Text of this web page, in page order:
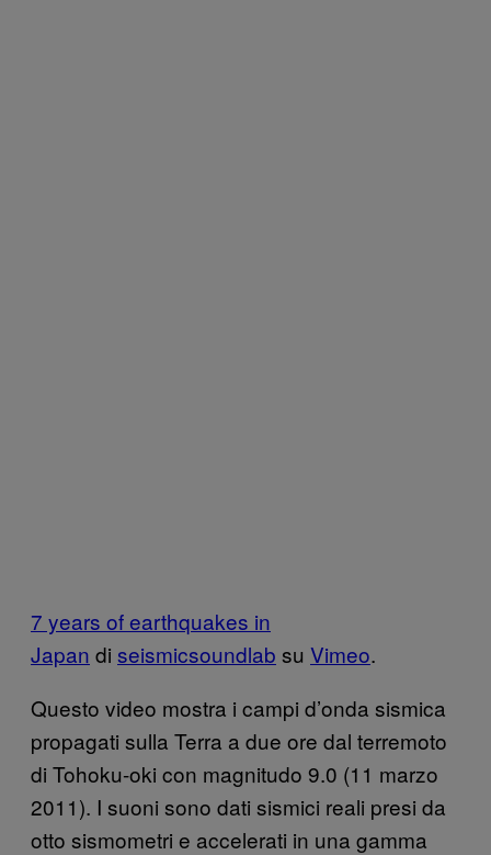
7 years of earthquakes in
Japan di seismicsoundlab su Vimeo.
Questo video mostra i campi d’onda sismica
propagati sulla Terra a due ore dal terremoto
di Tohoku-oki con magnitudo 9.0 (11 marzo
2011). I suoni sono dati sismici reali presi da
otto sismometri e accelerati in una gamma